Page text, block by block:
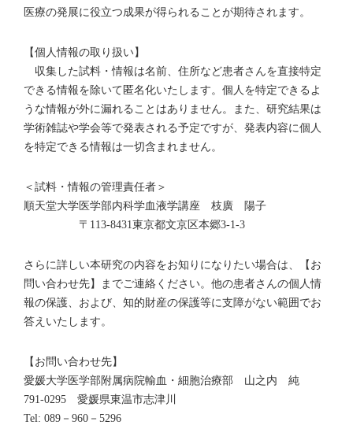
医療の発展に役立つ成果が得られることが期待されます。
【個人情報の取り扱い】
収集した試料・情報は名前、住所など患者さんを直接特定
できる情報を除いて匿名化いたします。個人を特定できるよ
うな情報が外に漏れることはありません。また、研究結果は
学術雑誌や学会等で発表される予定ですが、発表内容に個人
を特定できる情報は一切含まれません。
＜試料・情報の管理責任者＞
順天堂大学医学部内科学血液学講座 枝廣 陽子
〒113-8431東京都文京区本郷3-1-3
さらに詳しい本研究の内容をお知りになりたい場合は、【お
問い合わせ先】までご連絡ください。他の患者さんの個人情
報の保護、および、知的財産の保護等に支障がない範囲でお
答えいたします。
【お問い合わせ先】
愛媛大学医学部附属病院輸血・細胞治療部 山之内 純
791-0295 愛媛県東温市志津川
Tel: 089－960－5296